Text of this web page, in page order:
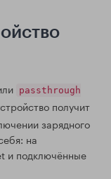
passthrough
получит
зарядного
на
и подключённые